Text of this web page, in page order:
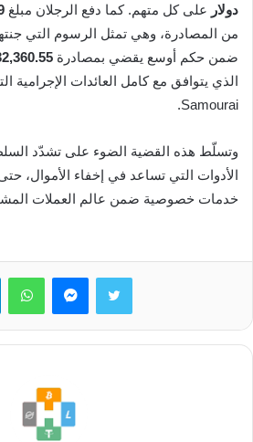
دولار على كل متهم. كما دفع الرجلان مبلغ
ضمن حكم أوسع يقضي بمصادرة
الذي يتوافق مع كامل العائدات
Samourai.
وتسلّط هذه القضية الضوء على تشدّد
الأدوات التي تساعد في إخفاء الأموال،
خدمات خصوصية ضمن عالم العملات
تويتر ماسنجر